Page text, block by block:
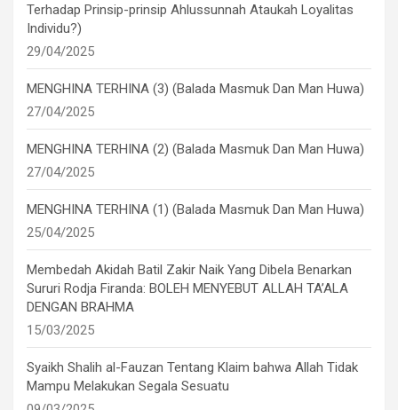
Terhadap Prinsip-prinsip Ahlussunnah Ataukah Loyalitas
Individu?)
29/04/2025
MENGHINA TERHINA (3) (Balada Masmuk Dan Man Huwa)
27/04/2025
MENGHINA TERHINA (2) (Balada Masmuk Dan Man Huwa)
27/04/2025
MENGHINA TERHINA (1) (Balada Masmuk Dan Man Huwa)
25/04/2025
Membedah Akidah Batil Zakir Naik Yang Dibela Benarkan
Sururi Rodja Firanda: BOLEH MENYEBUT ALLAH TA’ALA
DENGAN BRAHMA
15/03/2025
Syaikh Shalih al-Fauzan Tentang Klaim bahwa Allah Tidak
Mampu Melakukan Segala Sesuatu